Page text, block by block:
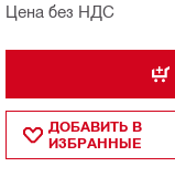
Цена без НДС
ДОБАВИТЬ В
ИЗБРАННЫЕ